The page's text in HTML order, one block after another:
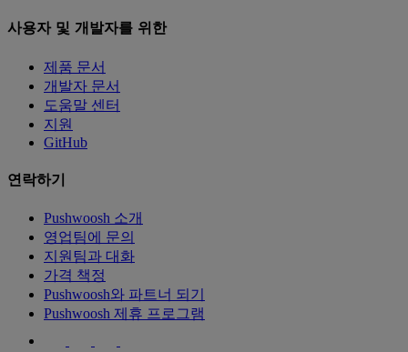
사용자 및 개발자를 위한
제품 문서
개발자 문서
도움말 센터
지원
GitHub
연락하기
Pushwoosh 소개
영업팀에 문의
지원팀과 대화
가격 책정
Pushwoosh와 파트너 되기
Pushwoosh 제휴 프로그램